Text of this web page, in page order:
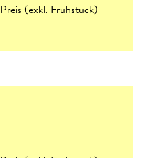
(exkl. Frühstück)